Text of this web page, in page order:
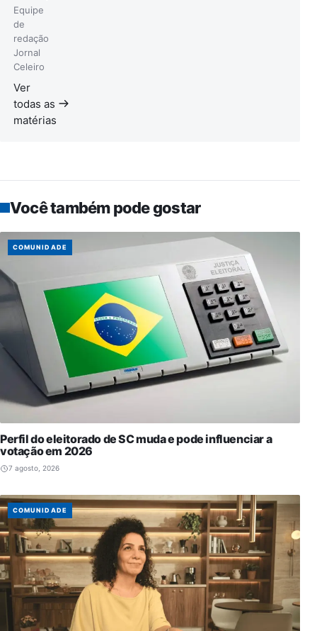
Equipe
de
redação
Jornal
Celeiro
Ver
todas as
matérias
Você também pode gostar
COMUNIDADE
Perfil do eleitorado de SC muda e pode influenciar a
votação em 2026
7 agosto, 2026
COMUNIDADE